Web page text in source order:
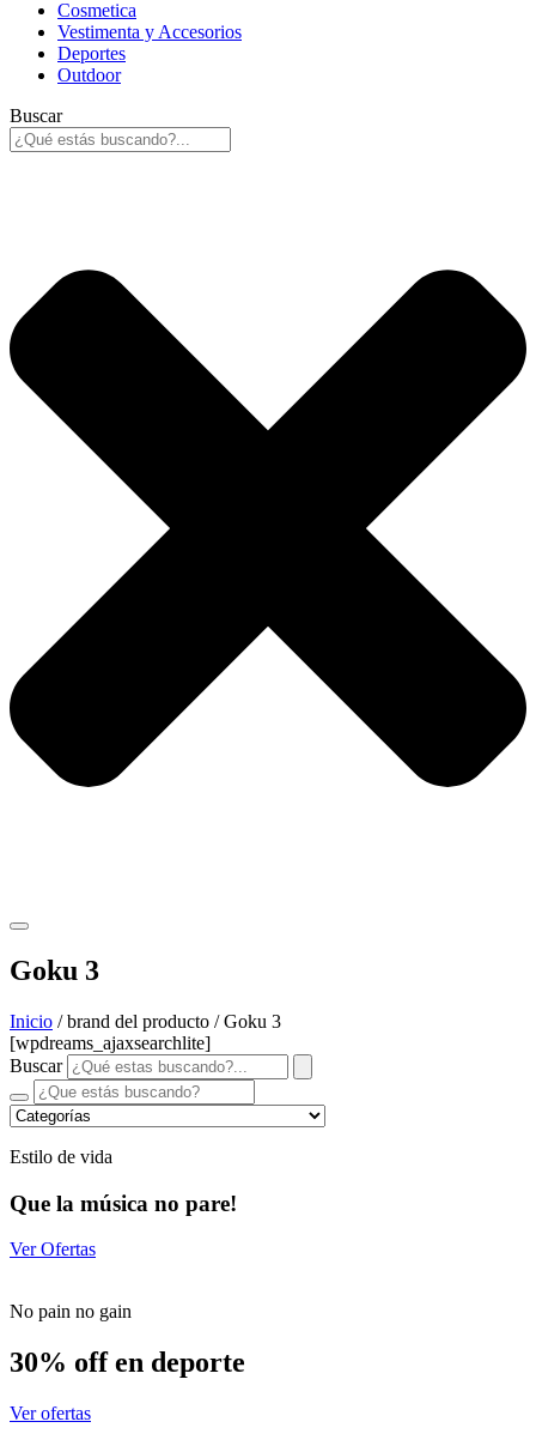
Cosmetica
Vestimenta y Accesorios
Deportes
Outdoor
Buscar
Goku 3
Inicio / brand del producto / Goku 3
[wpdreams_ajaxsearchlite]
Buscar
Estilo de vida
Que la música no pare!
Ver Ofertas
No pain no gain
30% off en deporte
Ver ofertas